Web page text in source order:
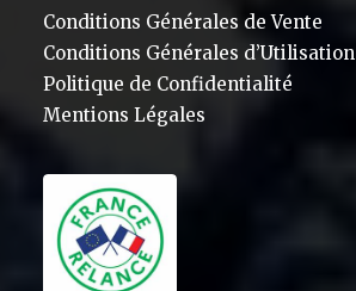
Conditions Générales de Vente
Conditions Générales d’Utilisation
Politique de Confidentialité
Mentions Légales